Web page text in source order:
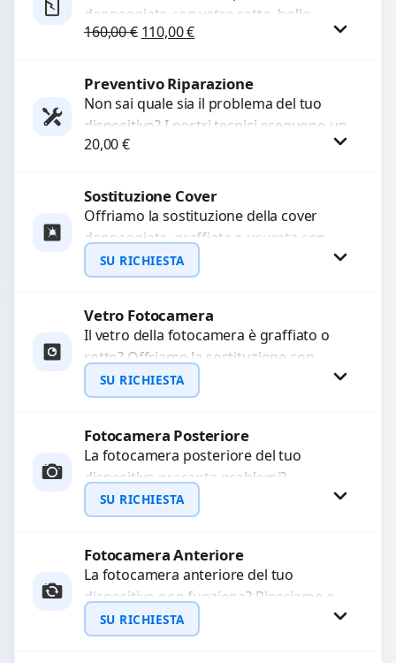
danneggiato con vetro rotto, bolle,
macchie, schermo nero o pixel morti?
160,00€ Il prezzo originale era: 160,00 €.
110,00€Il prezzo attuale è: 110,00 €.
Procedi
Preventivo Riparazione
Non sai quale sia il problema del tuo
dispositivo? I nostri tecnici eseguono un
check-up completo con strumenti
20,00€
Procedi
Sostituzione Cover
Offriamo la sostituzione della cover
danneggiata, graffiata o usurata con
ricambi di alta qualità e garantiti.
Ripristiniamo l’aspetto estetico e...
SU RICHIESTA
Richiedi Preventivo
WhatsApp
Vetro Fotocamera
Il vetro della fotocamera è graffiato o
rotto? Offriamo la sostituzione con
ricambi di alta qualità garantiti per 3
mesi....
SU RICHIESTA
Richiedi Preventivo
WhatsApp
Fotocamera Posteriore
La fotocamera posteriore del tuo
dispositivo presenta problemi?
Interveniamo per risolvere guasti come
immagini sfocate, messa a fuoco non
SU RICHIESTA
Richiedi Preventivo
WhatsApp
Fotocamera Anteriore
La fotocamera anteriore del tuo
dispositivo non funziona? Ripariamo o
sostituiamo fotocamere guaste con
problemi come immagini sfocate, messa
SU RICHIESTA